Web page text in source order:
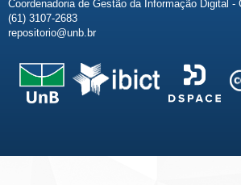
Coordenadoria de Gestão da Informação Digital -
(61) 3107-2683
repositorio@unb.br